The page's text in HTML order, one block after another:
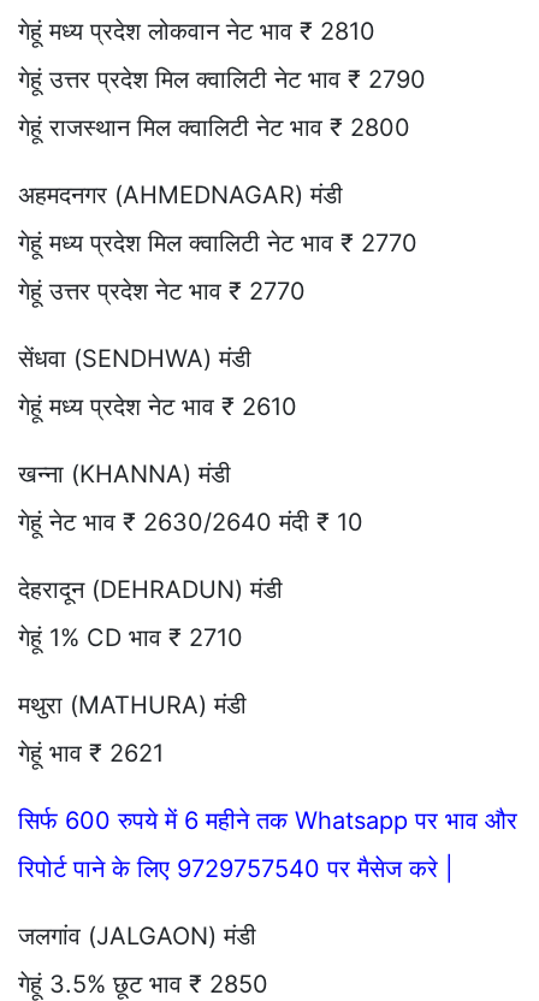
गेहूं मध्य प्रदेश लोकवान नेट भाव ₹ 2810
गेहूं उत्तर प्रदेश मिल क्वालिटी नेट भाव ₹ 2790
गेहूं राजस्थान मिल क्वालिटी नेट भाव ₹ 2800
अहमदनगर (AHMEDNAGAR) मंडी
गेहूं मध्य प्रदेश मिल क्वालिटी नेट भाव ₹ 2770
गेहूं उत्तर प्रदेश नेट भाव ₹ 2770
सेंधवा (SENDHWA) मंडी
गेहूं मध्य प्रदेश नेट भाव ₹ 2610
खन्ना (KHANNA) मंडी
गेहूं नेट भाव ₹ 2630/2640 मंदी ₹ 10
देहरादून (DEHRADUN) मंडी
गेहूं 1% CD भाव ₹ 2710
मथुरा (MATHURA) मंडी
गेहूं भाव ₹ 2621
सिर्फ 600 रुपये में 6 महीने तक Whatsapp पर भाव और
रिपोर्ट पाने के लिए 9729757540 पर मैसेज करे |
जलगांव (JALGAON) मंडी
गेहूं 3.5% छूट भाव ₹ 2850